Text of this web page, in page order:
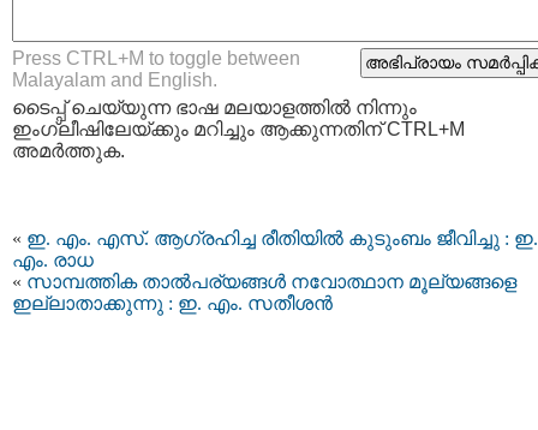
Press CTRL+M to toggle between
Malayalam and English.
ടൈപ്പ്‌ ചെയ്യുന്ന ഭാഷ മലയാളത്തില്‍ നിന്നും
ഇംഗ്ലീഷിലേയ്ക്കും മറിച്ചും ആക്കുന്നതിന് CTRL+M
അമര്‍ത്തുക.
« ഇ. എം. എസ്. ആഗ്രഹിച്ച രീതിയില്‍ കുടുംബം ജീവിച്ചു : ഇ.
എം. രാധ
« സാമ്പത്തിക താല്‍പര്യങ്ങള്‍ നവോത്ഥാന മൂല്യങ്ങളെ
ഇല്ലാതാക്കുന്നു : ഇ. എം. സതീശന്‍